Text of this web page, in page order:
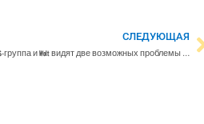
СЛЕДУЮЩАЯ
S-группа и Wolt видят две возможных проблемы при доставке алкоголя на дом – правительство вскоре может разрешить продажу